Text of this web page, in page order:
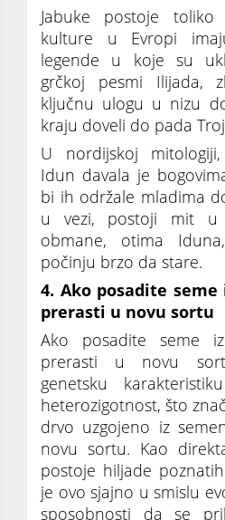
Jabuke postoje
kulture u Evropi
legende u koje su
grčkoj pesmi Ilijada,
ključnu ulogu u nizu
kraju doveli do pada
U nordijskoj
Idun davala je
bi ih održale mladima
u vezi, postoji mit u
obmane, otima
počinju brzo da stare.
4. Ako posadite
prerasti u novu sortu
Ako posadite seme
prerasti u novu
genetsku
heterozigotnost, što
drvo uzgojeno iz
novu sortu. Kao
postoje hiljade
je ovo sjajno u smislu
sposobnosti da se